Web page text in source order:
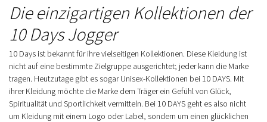
Die einzigartigen Kollektionen der
10 Days Jogger
10 Days ist bekannt für ihre vielseitigen Kollektionen. Diese Kleidung ist
nicht auf eine bestimmte Zielgruppe ausgerichtet; jeder kann die Marke
tragen. Heutzutage gibt es sogar Unisex-Kollektionen bei 10 DAYS. Mit
ihrer Kleidung möchte die Marke dem Träger ein Gefühl von Glück,
Spiritualität und Sportlichkeit vermitteln. Bei 10 DAYS geht es also nicht
um Kleidung mit einem Logo oder Label, sondern um einen glücklichen